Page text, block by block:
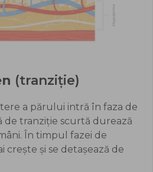
(tranziție)
a părului intră în faza de
de tranziție scurtă durează
În timpul fazei de
crește și se detașează de